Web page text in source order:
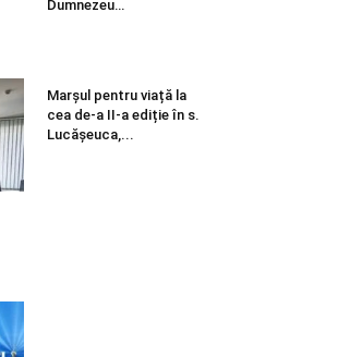
Dumnezeu…
Marșul pentru viață la
cea de-a II-a ediție în s.
Lucășeuca,...